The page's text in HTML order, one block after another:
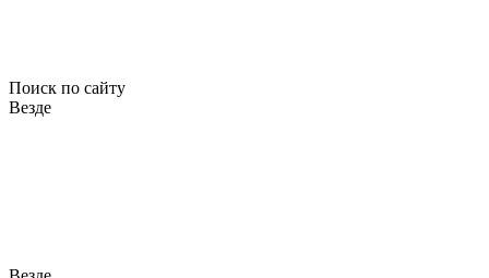
Поиск по сайту
Везде